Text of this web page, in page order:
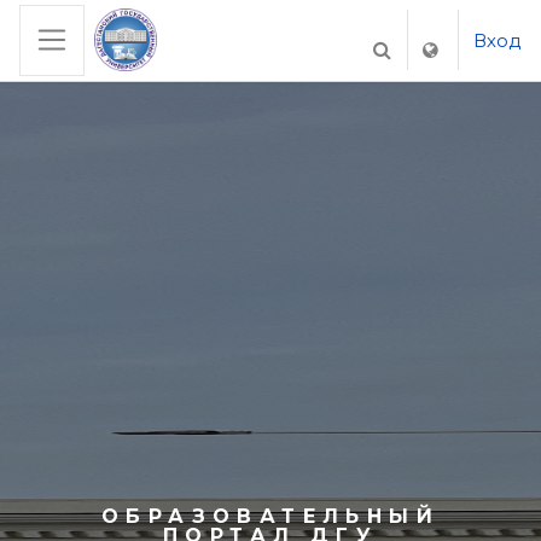
Перейти к основному содержанию
Боковая панель ИЗМЕНИТЬ
Вход
ОБРАЗОВАТЕЛЬНЫЙ
ПОРТАЛ ДГУ